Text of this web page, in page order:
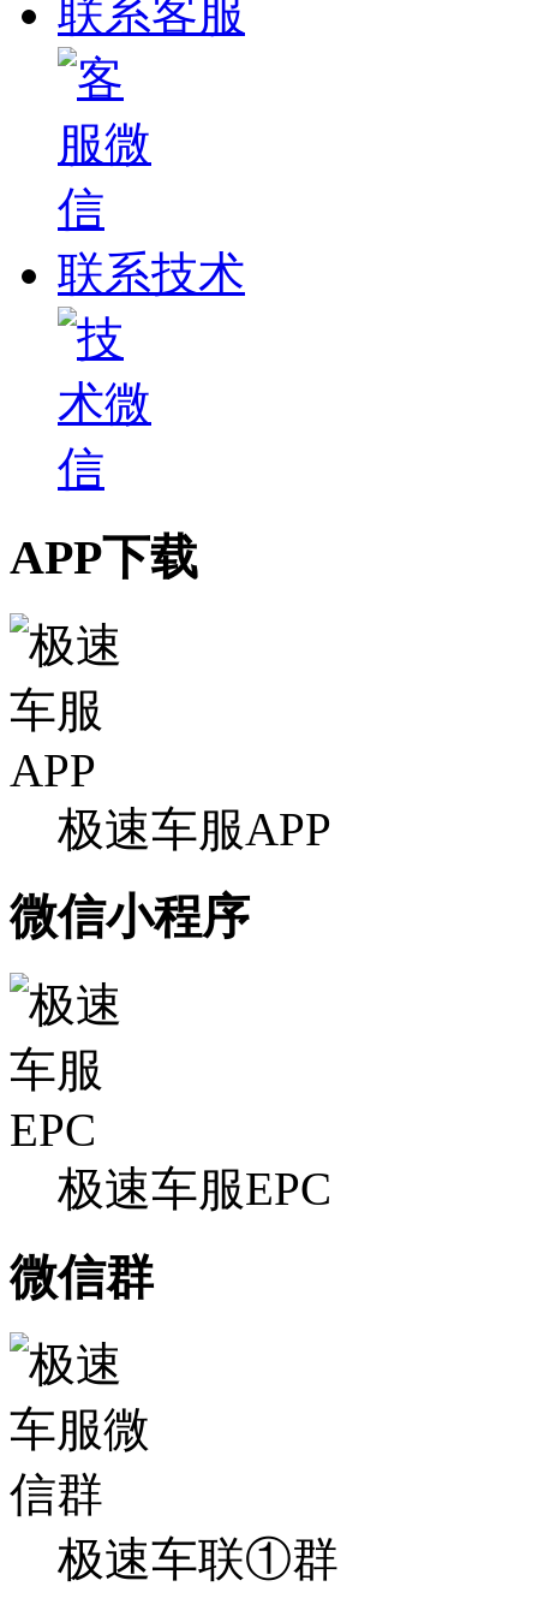
联系客服
联系技术
APP下载
极速车服APP
微信小程序
极速车服EPC
微信群
极速车联①群